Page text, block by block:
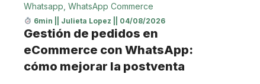
Whatsapp WhatsApp Commerce
6min Julieta Lopez 04/08/2026
Gestión de pedidos en
eCommerce con WhatsApp:
cómo mejorar la postventa